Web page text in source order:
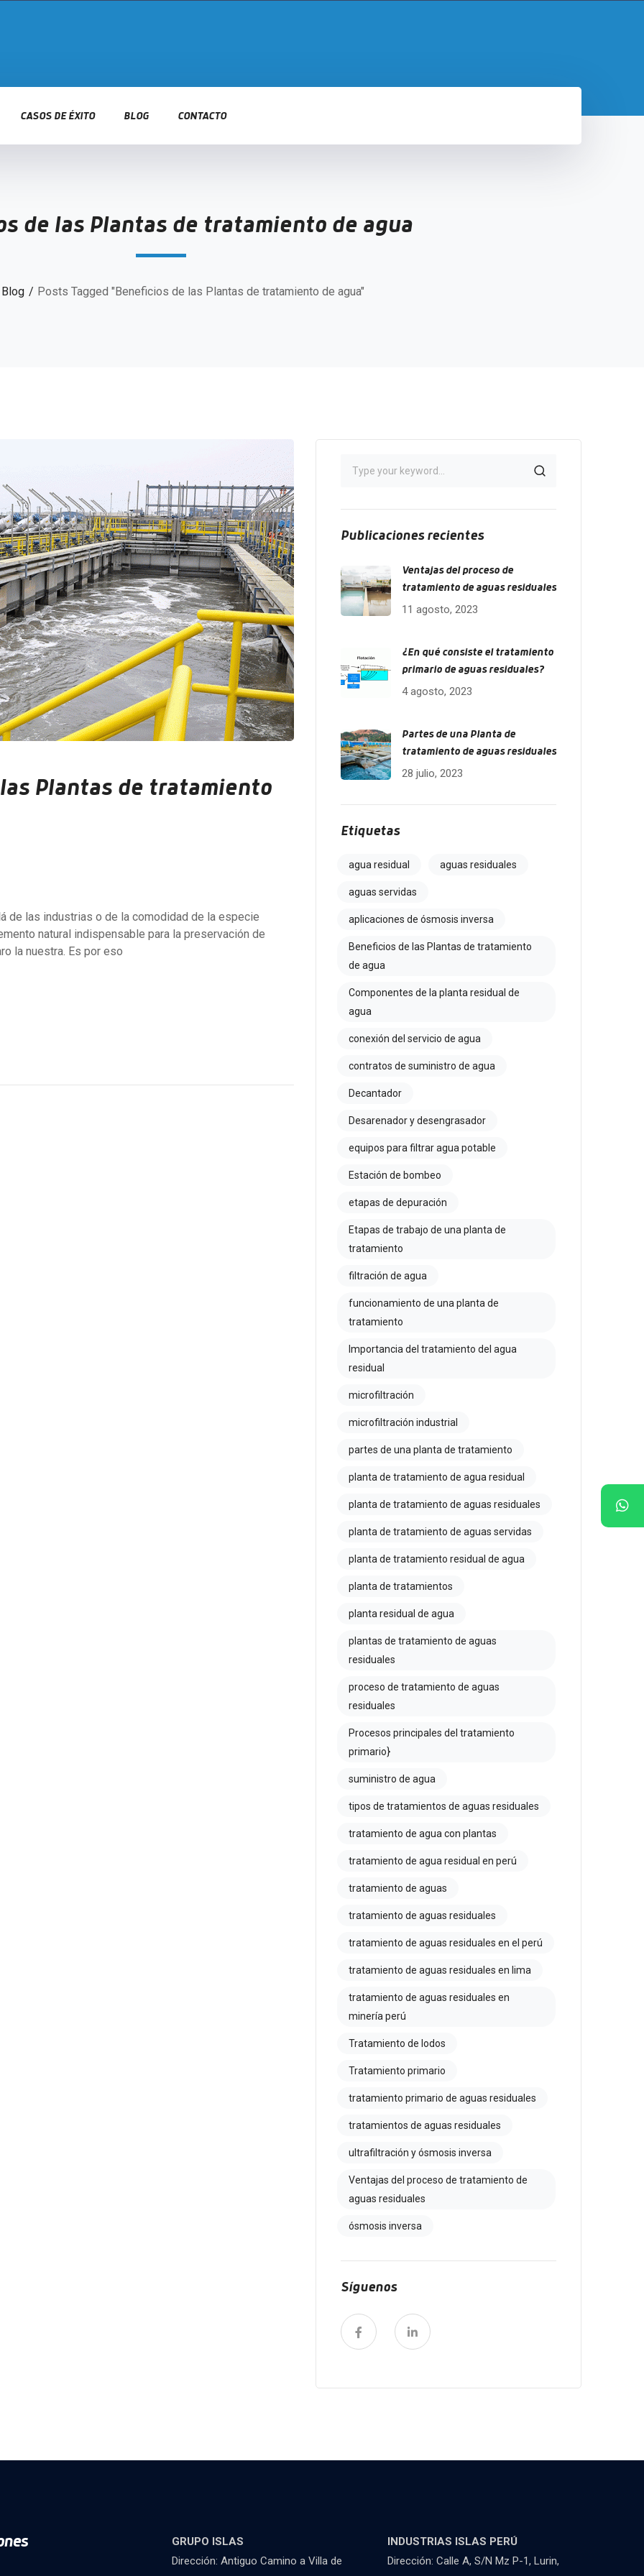
CASOS DE ÉXITO BLOG CONTACTO
de las Plantas de tratamiento de agua
Blog Posts Tagged "Beneficios de las Plantas de tratamiento de agua"
Plantas de tratamiento
de las industrias o de la comodidad de la especie
natural indispensable para la preservación de
la nuestra. Es por eso
Publicaciones recientes
Ventajas del proceso de
tratamiento de aguas residuales
11 agosto, 2023
¿En qué consiste el tratamiento
primario de aguas residuales?
4 agosto, 2023
Partes de una Planta de
tratamiento de aguas residuales
28 julio, 2023
Etiquetas
agua residual aguas residuales
aguas servidas
aplicaciones de ósmosis inversa
Beneficios de las Plantas de tratamiento
de agua
Componentes de la planta residual de
agua
conexión del servicio de agua
contratos de suministro de agua
Decantador
Desarenador y desengrasador
equipos para filtrar agua potable
Estación de bombeo
etapas de depuración
Etapas de trabajo de una planta de
tratamiento
filtración de agua
funcionamiento de una planta de
tratamiento
Importancia del tratamiento del agua
residual
microfiltración
microfiltración industrial
partes de una planta de tratamiento
planta de tratamiento de agua residual
planta de tratamiento de aguas residuales
planta de tratamiento de aguas servidas
planta de tratamiento residual de agua
planta de tratamientos
planta residual de agua
plantas de tratamiento de aguas
residuales
proceso de tratamiento de aguas
residuales
Procesos principales del tratamiento
primario}
suministro de agua
tipos de tratamientos de aguas residuales
tratamiento de agua con plantas
tratamiento de agua residual en perú
tratamiento de aguas
tratamiento de aguas residuales
tratamiento de aguas residuales en el perú
tratamiento de aguas residuales en lima
tratamiento de aguas residuales en
minería perú
Tratamiento de lodos
Tratamiento primario
tratamiento primario de aguas residuales
tratamientos de aguas residuales
ultrafiltración y ósmosis inversa
Ventajas del proceso de tratamiento de
aguas residuales
ósmosis inversa
Síguenos
GRUPO ISLAS
Dirección: Antiguo Camino a Villa de
INDUSTRIAS ISLAS PERÚ
Dirección: Calle A, S/N Mz P-1, Lurin,